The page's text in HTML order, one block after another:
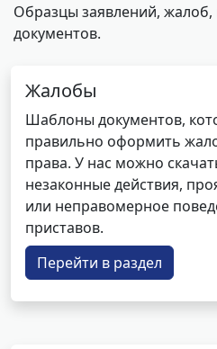
Образцы заявлений, жалоб,
документов.
Жалобы
Шаблоны документов,
правильно оформить
права. У нас можно
незаконные действия,
или неправомерное
приставов.
Перейти в раздел